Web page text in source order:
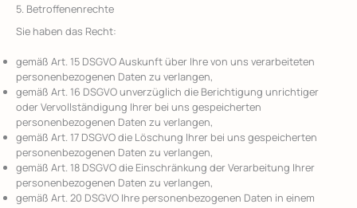
5. Betroffenenrechte
Sie haben das Recht:
gemäß Art. 15 DSGVO Auskunft über Ihre von uns verarbeiteten
personenbezogenen Daten zu verlangen,
gemäß Art. 16 DSGVO unverzüglich die Berichtigung unrichtiger
oder Vervollständigung Ihrer bei uns gespeicherten
personenbezogenen Daten zu verlangen,
gemäß Art. 17 DSGVO die Löschung Ihrer bei uns gespeicherten
personenbezogenen Daten zu verlangen,
gemäß Art. 18 DSGVO die Einschränkung der Verarbeitung Ihrer
personenbezogenen Daten zu verlangen,
gemäß Art. 20 DSGVO Ihre personenbezogenen Daten in einem